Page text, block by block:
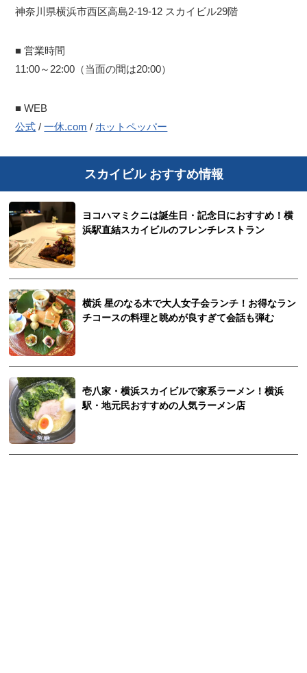
神奈川県横浜市西区高島2-19-12 スカイビル29階
■ 営業時間
11:00～22:00（当面の間は20:00）
■ WEB
公式 /一休.com / ホットペッパー
スカイビル おすすめ情報
ヨコハマミクニは誕生日・記念日におすすめ！横
浜駅直結スカイビルのフレンチレストラン
横浜 星のなる木で大人女子会ランチ！お得なラン
チコースの料理と眺めが良すぎて会話も弾む
壱八家・横浜スカイビルで家系ラーメン！横浜
駅・地元民おすすめの人気ラーメン店